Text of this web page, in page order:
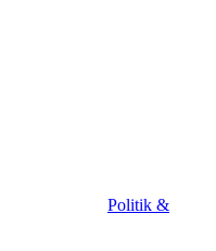
Politik &